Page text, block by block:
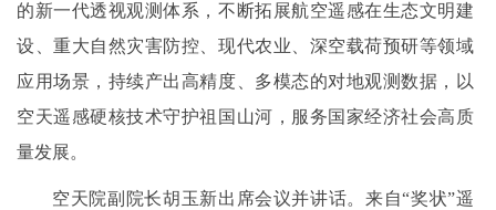
的新一代透视观测体系，不断拓展航空遥感在生态文明建
设、重大自然灾害防控、现代农业、深空载荷预研等领域
应用场景，持续产出高精度、多模态的对地观测数据，以
空天遥感硬核技术守护祖国山河，服务国家经济社会高质
量发展。
空天院副院长胡玉新出席会议并讲话。来自“奖状”遥